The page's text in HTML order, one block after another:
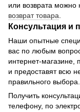
или возврата можно
возврат товара
Консультация и
Наши опытные
вас по любым
интернет-магазине,
и предоставят всю
правильного выбора.
Получить
телефону, по